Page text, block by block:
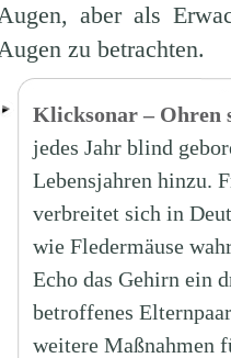
aber als
zu betrachten.
Klicksonar – Ohren
jedes Jahr blind
Lebensjahren hinzu.
verbreitet sich in
wie Fledermäuse
Echo das Gehirn ein
betroffenes
weitere Maßnahmen